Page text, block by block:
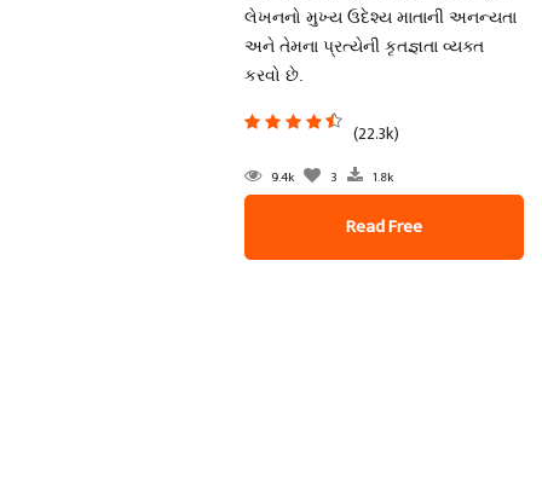
લેખનનો મુખ્ય ઉદેશ્ય માતાની અનન્યતા
અને તેમના પ્રત્યેની કૃતજ્ઞતા વ્યક્ત
કરવો છે.
(22.3k)
9.4k 3 1.8k
Read Free